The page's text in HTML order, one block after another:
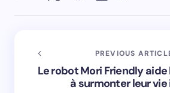
PREVIOUS
Le robot Mori Friendly
à surmonter leur vie